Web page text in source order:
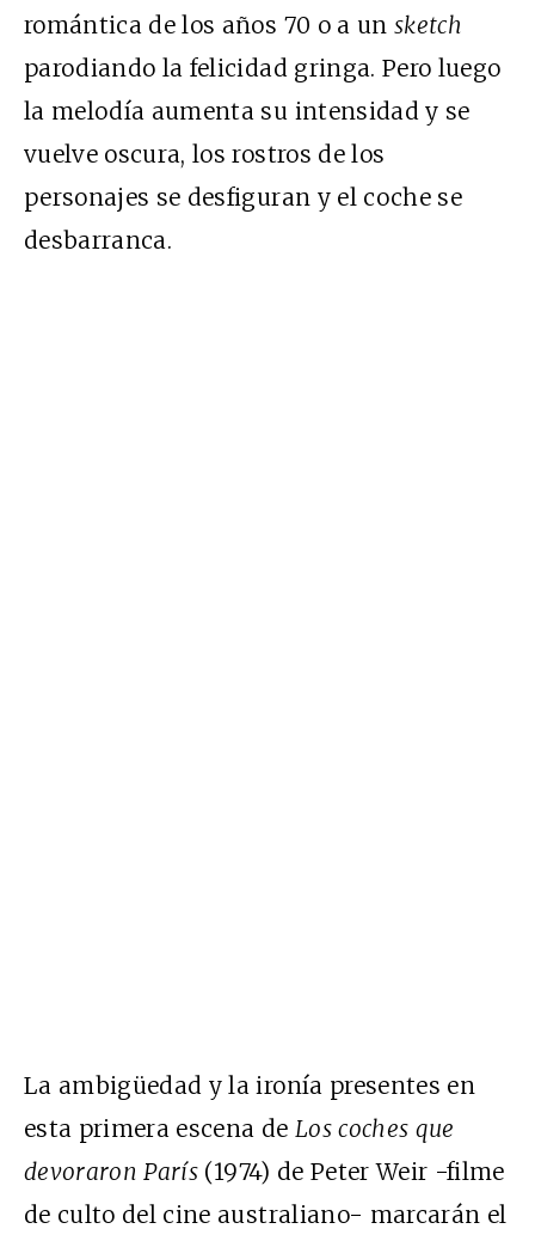
romántica de los años 70 o a un sketch
parodiando la felicidad gringa. Pero luego
la melodía aumenta su intensidad y se
vuelve oscura, los rostros de los
personajes se desfiguran y el coche se
desbarranca.
La ambigüedad y la ironía presentes en
esta primera escena de Los coches que
devoraron París (1974) de Peter Weir -filme
de culto del cine australiano- marcarán el